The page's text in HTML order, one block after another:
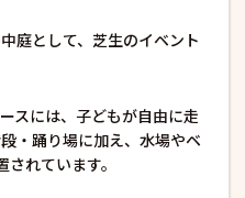
庭として、芝生のイベント
スには、子どもが自由に走
・踊り場に加え、水場やベ
れています。